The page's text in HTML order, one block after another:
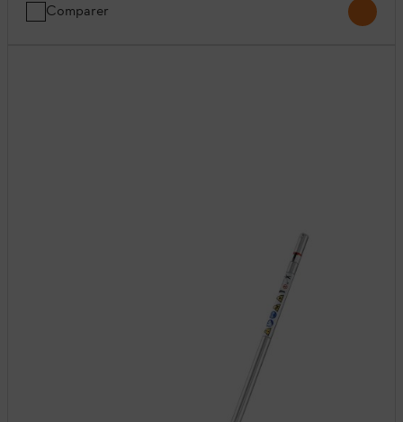
Comparer